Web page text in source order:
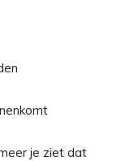
je ziet dat